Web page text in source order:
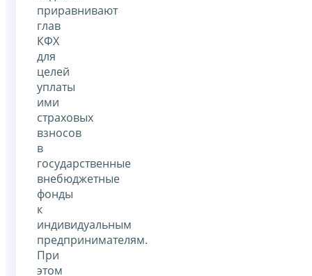
приравнивают
глав
КФХ
для
целей
уплаты
ими
страховых
взносов
в
государственные
внебюджетные
фонды
к
индивидуальным
предпринимателям.
При
этом